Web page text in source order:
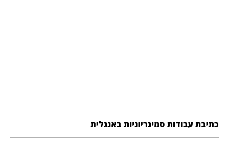
כתיבת עבודות סמינריוניות באנגלית